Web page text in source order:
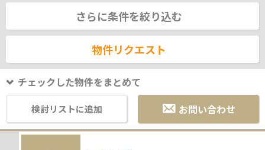
さらに条件を絞り込む
物件リクエスト
チェックした物件をまとめて
検討リストに追加 お問い合わせ